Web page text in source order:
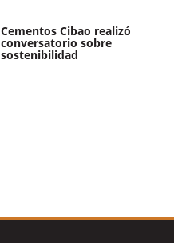
Cementos Cibao realizó
conversatorio sobre
sostenibilidad